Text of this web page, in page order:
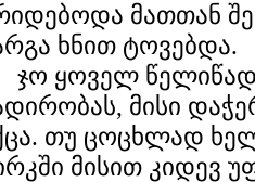
მათთან
ხნით ტოვებდა.
ყოველ
მისი
თუ ცოცხლად
მისით კიდევ